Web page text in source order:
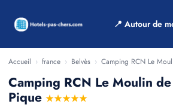
📍 Autour de
Accueil › france › Belvès › Camping RCN Le
Camping RCN Le Moulin
Pique ★★★★★